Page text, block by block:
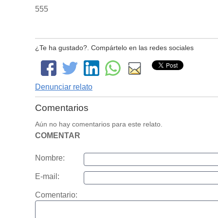
555
¿Te ha gustado?. Compártelo en las redes sociales
Denunciar relato
Comentarios
Aún no hay comentarios para este relato.
COMENTAR
Nombre:
E-mail:
Comentario: